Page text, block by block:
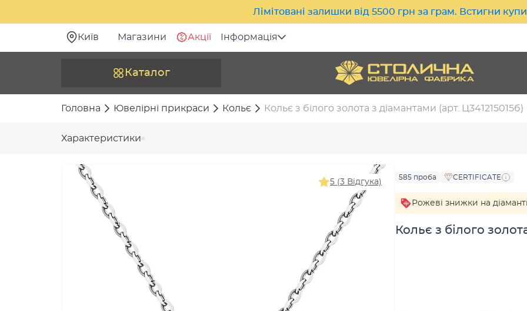
Лімітовані залишки від 5500 грн за грам. Встигни
Київ Магазини Акції Інформація
Каталог
Головна Ювелірні прикраси Кольє Кольє з білого золота з діамантами (арт. Ц341215015б)
Характеристики
5 (3 Відгука)
585 проба CERTIFICATE
Рожеві знижки на
Кольє з білого